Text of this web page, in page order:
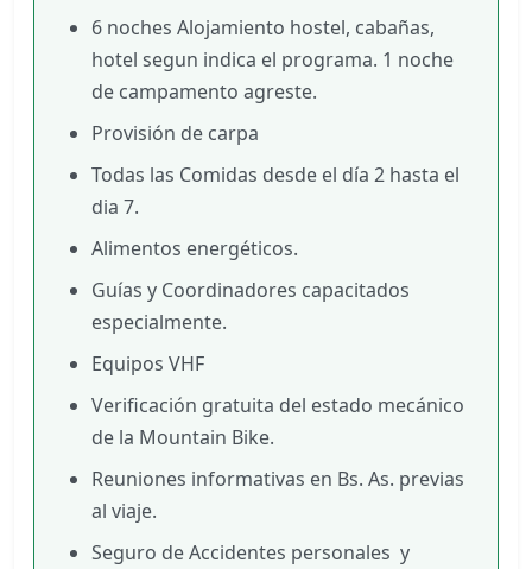
6 noches Alojamiento hostel, cabañas,
hotel segun indica el programa. 1 noche
de campamento agreste.
Provisión de carpa
Todas las Comidas desde el día 2 hasta el
dia 7.
Alimentos energéticos.
Guías y Coordinadores capacitados
especialmente.
Equipos VHF
Verificación gratuita del estado mecánico
de la Mountain Bike.
Reuniones informativas en Bs. As. previas
al viaje.
Seguro de Accidentes personales y